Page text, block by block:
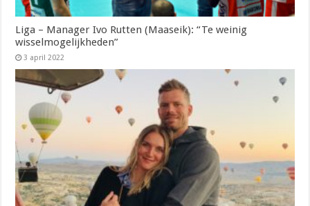
Liga – Manager Ivo Rutten (Maaseik): “Te weinig
wisselmogelijkheden”
3 april 2022